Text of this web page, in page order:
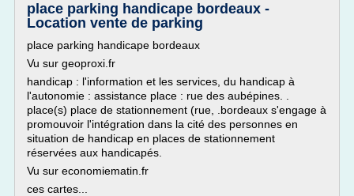
place parking handicape bordeaux -
Location vente de parking
place parking handicape bordeaux
Vu sur geoproxi.fr
handicap : l'information et les services, du handicap à
l'autonomie : assistance place : rue des aubépines. .
place(s) place de stationnement (rue, .bordeaux s'engage à
promouvoir l'intégration dans la cité des personnes en
situation de handicap en places de stationnement
réservées aux handicapés.
Vu sur economiematin.fr
ces cartes...